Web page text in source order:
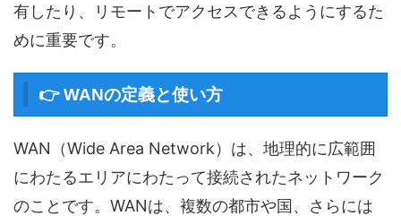
有したり、リモートでアクセスできるようにするた
めに重要です。
👉 WANの定義と使い方
WAN（Wide Area Network）は、地理的に広範囲
にわたるエリアにわたって接続されたネットワーク
のことです。WANは、複数の都市や国、さらには